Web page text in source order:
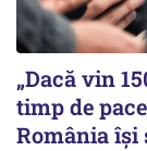
„Dacă vin
timp de
România